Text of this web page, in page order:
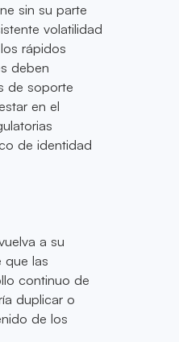
sin su parte
volatilidad
rápidos
deben
de soporte
en el
de identidad
a su
que las
continuo de
duplicar o
de los